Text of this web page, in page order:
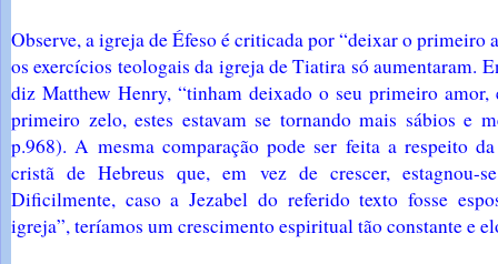
Observe, a igreja de Éfeso é criticada por “deixar o primeiro
os exercícios teologais da igreja de Tiatira só aumentaram.
diz Matthew Henry, “tinham deixado o seu primeiro amor,
primeiro zelo, estes estavam se tornando mais sábios e
p.968). A mesma comparação pode ser feita a respeito
cristã de Hebreus que, em vez de crescer, estagnou-
Dificilmente, caso a Jezabel do referido texto fosse
igreja”, teríamos um crescimento espiritual tão constante e